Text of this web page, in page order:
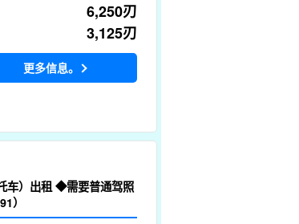
6,250刃
3,125刃
更多信息。
车）出租 ◆需要普通驾照
）